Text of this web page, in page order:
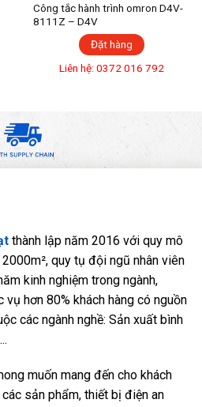
Công tắc hành trình omron D4V-
8111Z – D4V
Đặt hàng
Liên hệ: 0372 016 792
thành lập năm 2016 với quy mô
quy tụ đội ngũ nhân viên
kinh nghiệm trong ngành,
hơn 80% khách hàng có nguồn
các ngành nghề: Sản xuất bình
muốn mang đến cho khách
sản phẩm, thiết bị điện an